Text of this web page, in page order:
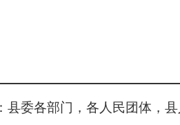
县委各部门，各人民团体，